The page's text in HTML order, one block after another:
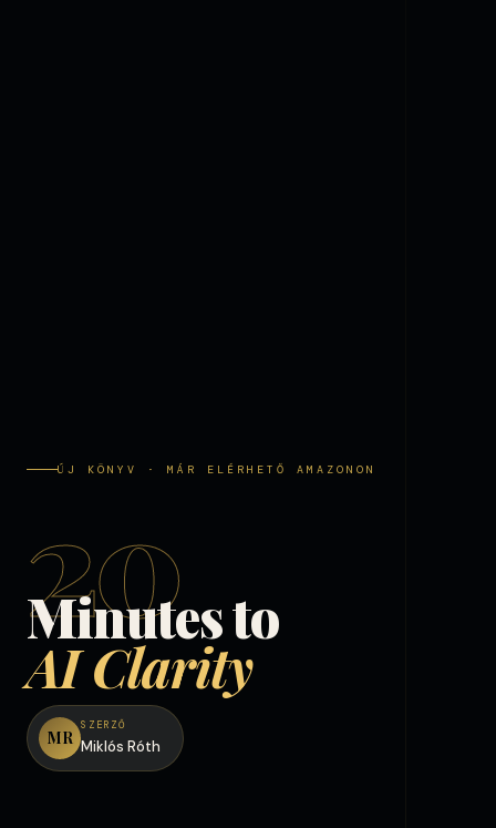
ÚJ KÖNYV · MÁR ELÉRHETŐ AMAZONON
20
Minutes to
AI Clarity
MR
SZERZŐ
Miklós Róth